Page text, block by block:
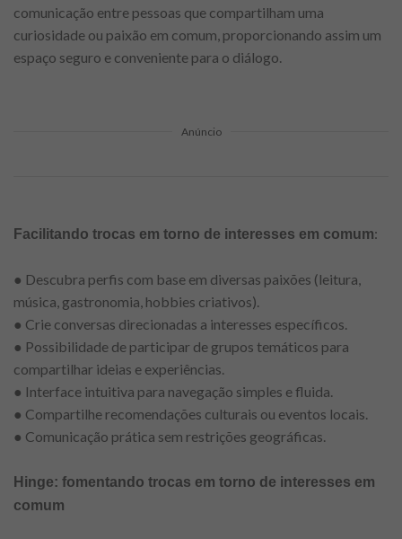
comunicação entre pessoas que compartilham uma
curiosidade ou paixão em comum, proporcionando assim um
espaço seguro e conveniente para o diálogo.
Anúncio
Facilitando trocas em torno de interesses em comum:
● Descubra perfis com base em diversas paixões (leitura,
música, gastronomia, hobbies criativos).
● Crie conversas direcionadas a interesses específicos.
● Possibilidade de participar de grupos temáticos para
compartilhar ideias e experiências.
● Interface intuitiva para navegação simples e fluida.
● Compartilhe recomendações culturais ou eventos locais.
● Comunicação prática sem restrições geográficas.
Hinge: fomentando trocas em torno de interesses em
comum